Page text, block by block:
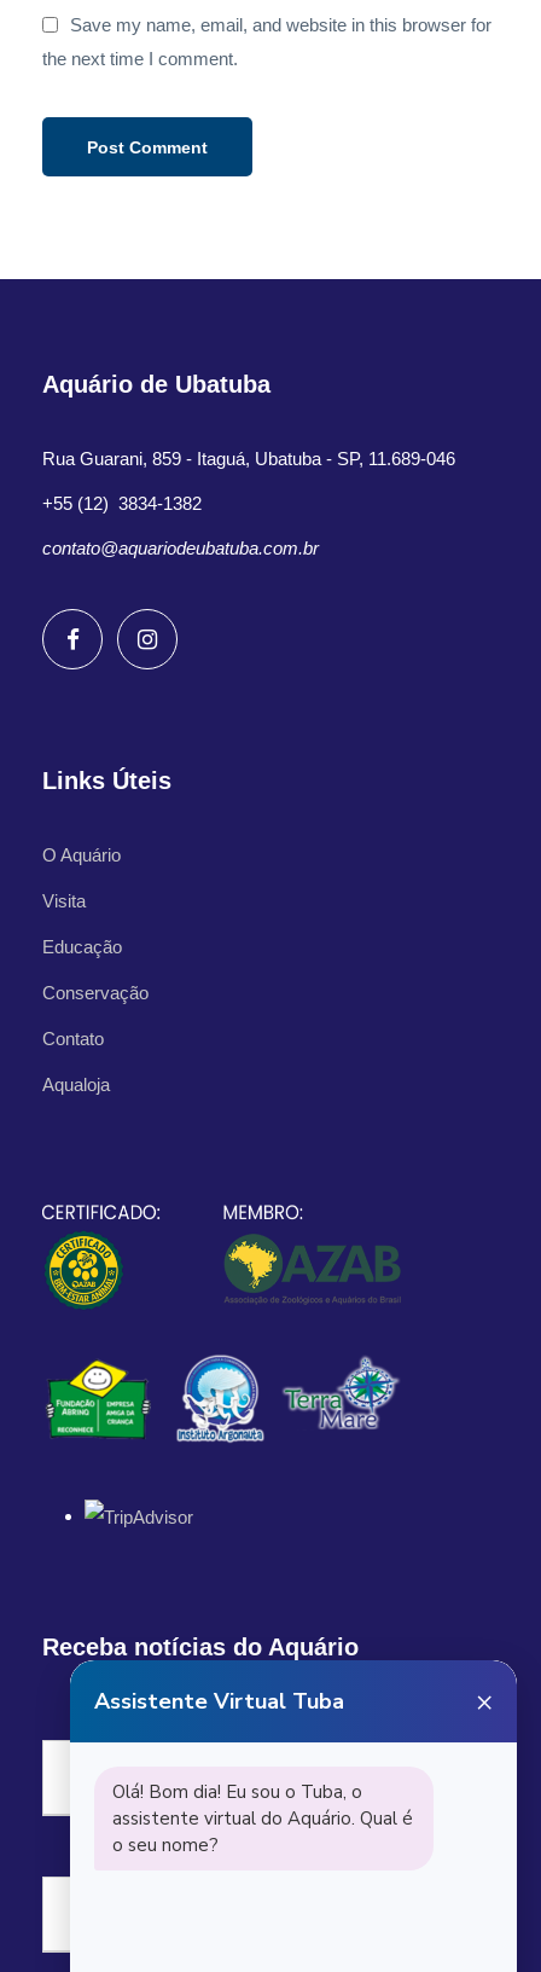
Save my name, email, and website in this browser for
the next time I comment.
Aquário de Ubatuba
Rua Guarani, 859 - Itaguá, Ubatuba - SP, 11.689-046
+55 (12) 3834-1382
contato@aquariodeubatuba.com.br
Links Úteis
O Aquário
Visita
Educação
Conservação
Contato
Aqualoja
Receba notícias do Aquário